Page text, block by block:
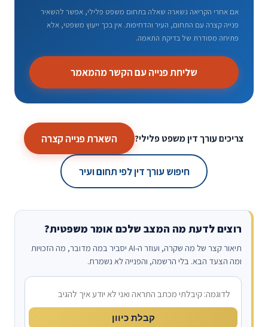
אם אחרי הקריאה נשארה שאלה בתחום משפט פלילי, אפשר להשאיר
פנייה קצרה עם התחום, העיר והדחיפות. אין בכך ייעוץ משפטי, אלא
פתיחה מסודרת של בדיקת התאמה.
שליחת פנייה עם הקשר מהמאמר
צריכים עורך דין משפט פלילי? השארת פנייה קצרה
חיפוש עורך דין לפי תחום ועיר
רוצים לדעת מה המצב שלכם אומר משפטית?
תיאור קצר של מה שקרה, ועוזר ה-AI יסביר במה מדובר, מה הזכויות
ומה הצעד הבא. בלי הרשמה, והפנייה לא נשמרת.
מה קרה?
קבלת כיוון